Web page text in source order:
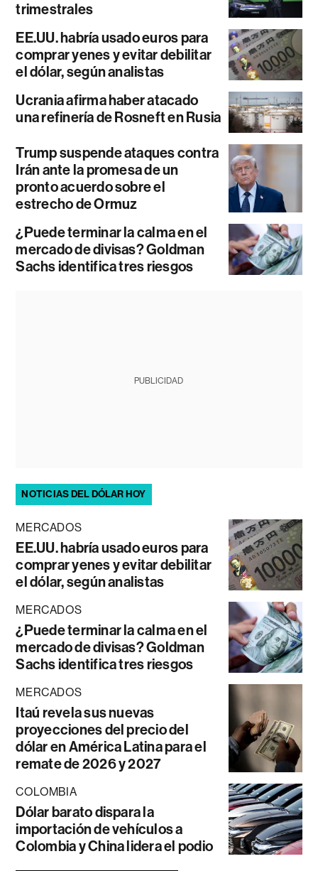
trimestrales
EE.UU. habría usado euros para
comprar yenes y evitar debilitar
el dólar, según analistas
Ucrania afirma haber atacado
una refinería de Rosneft en Rusia
Trump suspende ataques contra
Irán ante la promesa de un
pronto acuerdo sobre el
estrecho de Ormuz
¿Puede terminar la calma en el
mercado de divisas? Goldman
Sachs identifica tres riesgos
PUBLICIDAD
NOTICIAS DEL DÓLAR HOY
MERCADOS
EE.UU. habría usado euros para
comprar yenes y evitar debilitar
el dólar, según analistas
MERCADOS
¿Puede terminar la calma en el
mercado de divisas? Goldman
Sachs identifica tres riesgos
MERCADOS
Itaú revela sus nuevas
proyecciones del precio del
dólar en América Latina para el
remate de 2026 y 2027
COLOMBIA
Dólar barato dispara la
importación de vehículos a
Colombia y China lidera el podio